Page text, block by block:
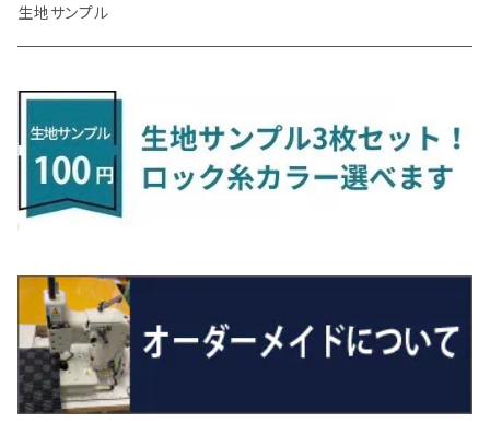
H23/10～R3/3 260系
アルファード/ヴェルファイアＨＶ
H27/1～R5/6 30系
R5/6～ 40系
H24/4～29/10 20系
ヴィッツ
H22/12～R2/3 130系
ヴォクシー
H26/1～R4/1 80系
R4/1～ 90系
エスクァイア
H26/10～R3/12 80系
エスティマ
H18/1～H24/5（前期）
エスティマ・ハイブリッド
H27/9～R3/10 URJ201W
ＮＸ
R3/11～ 20系
H26/10～
ＲＸ
H27/10～R4/7 20系5人乗
H29/12～R4/7 20系7人乗
R4/11～ 10系
ＵＸ
H30/11～
H24/6～ E26 5・6人乗
H14/10～R2/3 Z11・Z12
キックス
R2/6~R8/6 15系(e-POWER)
R8/6～ 16系
H11/6～H16/10 Y34
サクラ
R4/5～ B6AW
シーマ
H13/1～R4/8 F50・Y51
シルビア
H3/1～H11/1 S13・S14
H11/1～H14/11 S15
シルフィ
H24/12～R3/10 TB17
ジューク
H26/9～ S500系
H28/12～R1/7 LA600/610
ジャスティ
H23/5～ LA100系
ソルテラ
R4/5~ XEAM10X・YEAM15X
ディアスワゴン
H21/9～R2/4 S300系
トレジア
H22/11～H28/3 120系
フォレスター
H14/2～ SG/SH/SJ/SK系
プレオ
R2/10～ DREJ3P
アクセラ/アクセラ・スポーツ
H24/11～R1/8 GJ系
キャロル
H27/1～ HB36/37/97S
キャロルエコ
H24/11～H27/1 HB35S
スクラム
H17/9～ DG64/DG17
スクラムトラック
H25/9～ DG16T
デミオ
R2/6～ LA900/910S
タント
R1/7～ LA650/660
H28/11～ M900系
ハイゼット・キャディー
H28/6～R3/9 LA700V
ハイゼット・カーゴ
H16/12～ S300/S700系
ハイゼット・トラック
H11/1～ S200/S500系
ブーン
H28/4～R5/12 M700系
ミラ
H17/5～H27/10 TA/TD系
エブリィ
H13/9～ DA系
クロスビー(XBEE)
H29/12～R7/10 MN71S
ジムニー
H3/6～ JA/JB系
ジムニーノマド
R7/4～ JC74W
ジムニーワイド/ジムニーシエラ
H10/1～H14/1 JB33/43W
スイフト/スイフトスポーツ
H31/3～ ｅｋクロス
R4/6～ B5AW
アイミーブ
H24/10～R2/12 GF系
アウトランダーＰＨＥＶ
H25/1～ GG/GN系 5人乗
エクリプスクロス/エクリプスクロスPHEV
H30/3～ GK/GL系
タウンボックス
H26/2～ DS17/64W
ディグニティ
H24/7～H29/1 BHGY51
デリカＤ：２
H26/12～R2/2 JF1/2
NBOXジョイ
H24/11～R2/3 JG1・JG2
R2/11～ JG3・JG4
N-ONE e:
R7/9~ JG5
N-VAN
H30/7～ JJ1・JJ2
N-VAN e:
R6/10~ JJ3
N‐WGN/N‐WGNカスタム
H25/11～ JH1・JH2・JH3・JH4
S660
R3/6～ CDD系
H16/4～28/1 １T系 トゥラン
H23/2～ 7N系
Tクロス
R2/7～ A1D系
ティグアン
H20/9～H29/1 5NC系
トゥアレグ
H15/9～H30/4 7L/7P系
パサート
H23/5～H27/7 3CCAX
H27/7～ 3CC/3CD系
ザ・ビートル
H24/4～R3/4 16C系
ポロ
H26/7～R4/2
ＣＬＡクラス
H27/6～R1/8
ＣＬＳクラス
H30/6～
Ｅクラス
H28/7～
ＧＬＡクラス
H26/5～R2/6
ＧＬＥクラス
R1/6～
Ｓクラス
ラグマットセカンド（L）
ラグマットミニ（S）
生地サンプル